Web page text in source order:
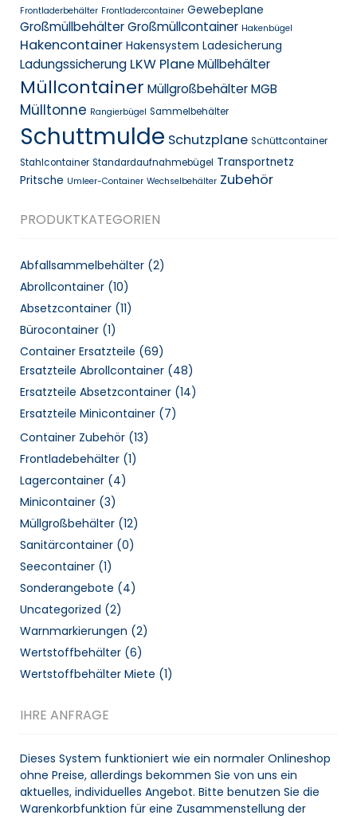
Frontladerbehälter Frontladercontainer Gewebeplane
GroßmüllbehälterGroßmüllcontainer Hakenbügel
Hakencontainer Hakensystem Ladesicherung
Ladungssicherung LKW PlaneMüllbehälter
Müllcontainer Müllgroßbehälter MGB
Mülltonne Rangierbügel Sammelbehälter
Schuttmulde Schutzplane Schüttcontainer
Stahlcontainer Standardaufnahmebügel Transportnetz
Pritsche Umleer-Container Wechselbehälter Zubehör
PRODUKTKATEGORIEN
Abfallsammelbehälter (2)
Abrollcontainer (10)
Absetzcontainer (11)
Bürocontainer (1)
Container Ersatzteile (69)
Ersatzteile Abrollcontainer (48)
Ersatzteile Absetzcontainer (14)
Ersatzteile Minicontainer (7)
Container Zubehör (13)
Frontladebehälter (1)
Lagercontainer (4)
Minicontainer (3)
Müllgroßbehälter (12)
Sanitärcontainer (0)
Seecontainer (1)
Sonderangebote (4)
Uncategorized (2)
Warnmarkierungen (2)
Wertstoffbehälter (6)
Wertstoffbehälter Miete (1)
IHRE ANFRAGE
Dieses System funktioniert wie ein normaler Onlineshop
ohne Preise, allerdings bekommen Sie von uns ein
aktuelles, individuelles Angebot. Bitte benutzen Sie die
Warenkorbfunktion für eine Zusammenstellung der